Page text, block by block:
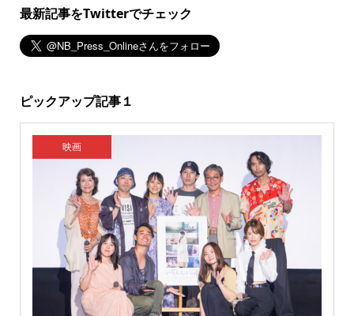
最新記事をTwitterでチェック
ピックアップ記事１
映画